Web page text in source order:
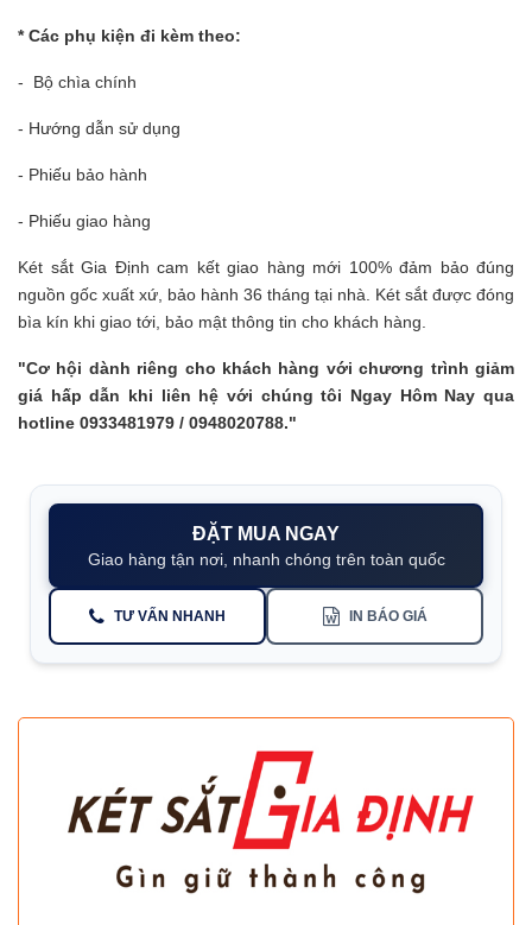
* Các phụ kiện đi kèm theo:
- Bộ chìa chính
- Hướng dẫn sử dụng
- Phiếu bảo hành
- Phiếu giao hàng
Két sắt Gia Định cam kết giao hàng mới 100% đảm bảo đúng
nguồn gốc xuất xứ, bảo hành 36 tháng tại nhà. Két sắt được đóng
bìa kín khi giao tới, bảo mật thông tin cho khách hàng.
"Cơ hội dành riêng cho khách hàng với chương trình giảm
giá hấp dẫn khi liên hệ với chúng tôi Ngay Hôm Nay qua
hotline 0933481979 / 0948020788."
ĐẶT MUA NGAY
Giao hàng tận nơi, nhanh chóng trên toàn quốc
TƯ VẤN NHANH IN BÁO GIÁ